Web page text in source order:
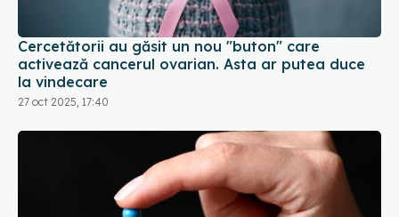
Cercetătorii au găsit un nou "buton" care
activează cancerul ovarian. Asta ar putea duce
la vindecare
27 oct 2025, 17:40